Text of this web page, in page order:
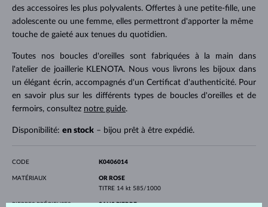
des accessoires les plus polyvalents. Offertes à une petite-fille, une
adolescente ou une femme, elles permettront d'apporter la même
touche de gaieté aux tenues du quotidien.
Toutes nos boucles d'oreilles sont fabriquées à la main dans
l'atelier de joaillerie KLENOTA. Nous vous livrons les bijoux dans
un élégant écrin, accompagnés d'un Certificat d'authenticité. Pour
en savoir plus sur les différents types de boucles d'oreilles et de
fermoirs, consultez notre guide.
Disponibilité: en stock– bijou prêt à être expédié.
CODE K0406014
MATÉRIAUX
OR ROSE
TITRE 14 kt 585/1000
PIERRES PRÉCIEUSES SANS PIERRE